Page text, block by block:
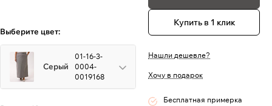
Выберите цвет:
Серый
01-16-3-
0004-
0019168
Купить в 1 клик
Нашли дешевле?
Хочу в подарок
Бесплатная примерка